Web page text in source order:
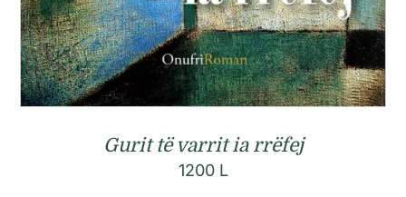
Gurit të varrit ia rrëfej
1200 L